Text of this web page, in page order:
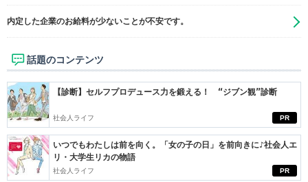
内定した企業のお給料が少ないことが不安です。
話題のコンテンツ
PR
【診断】セルフプロデュース力を鍛える！ “ジブン観”診断
社会人ライフ
PR
いつでもわたしは前を向く。「女の子の日」を前向きに♪社会人エ
リ・大学生リカの物語
社会人ライフ